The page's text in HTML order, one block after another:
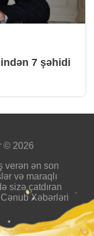
7 şəhidi
© 2026
verən ən son
və maraqlı
sizə çatdıran
Xəbərləri